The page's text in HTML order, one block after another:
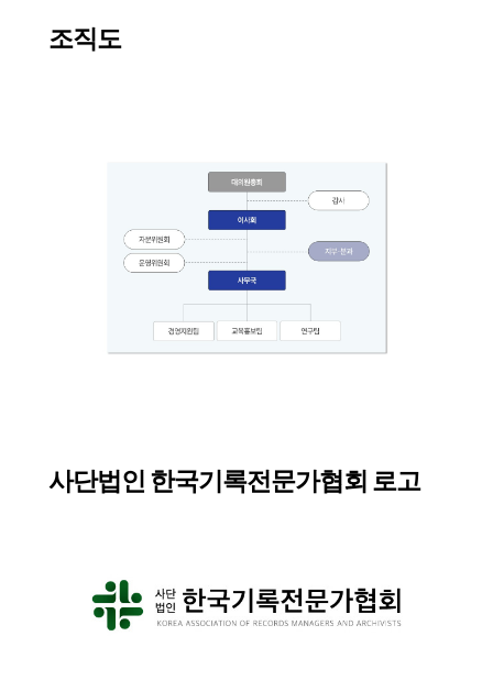
조직도
사단법인 한국기록전문가협회 로고